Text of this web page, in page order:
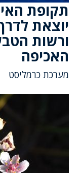
תקופת
יוצאת
ורשות
האכיפה
מערכת כרמליסט